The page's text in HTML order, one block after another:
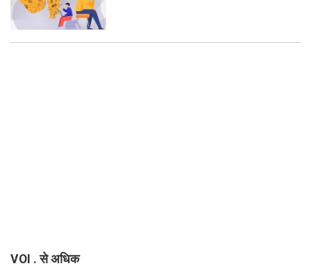
VOI . से अधिक